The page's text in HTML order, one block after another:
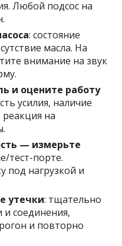
Любой подсос на
: состояние
масла. На
внимание на звук
и оцените работу
усилия, наличие
на
— измерьте
тест-порте.
под нагрузкой и
утечки: тщательно
и соединения,
и повторно